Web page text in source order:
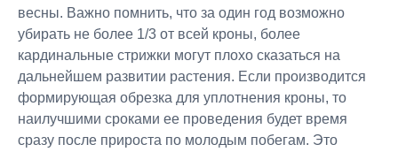
весны. Важно помнить, что за один год возможно
убирать не более 1/3 от всей кроны, более
кардинальные стрижки могут плохо сказаться на
дальнейшем развитии растения. Если производится
формирующая обрезка для уплотнения кроны, то
наилучшими сроками ее проведения будет время
сразу после прироста по молодым побегам. Это